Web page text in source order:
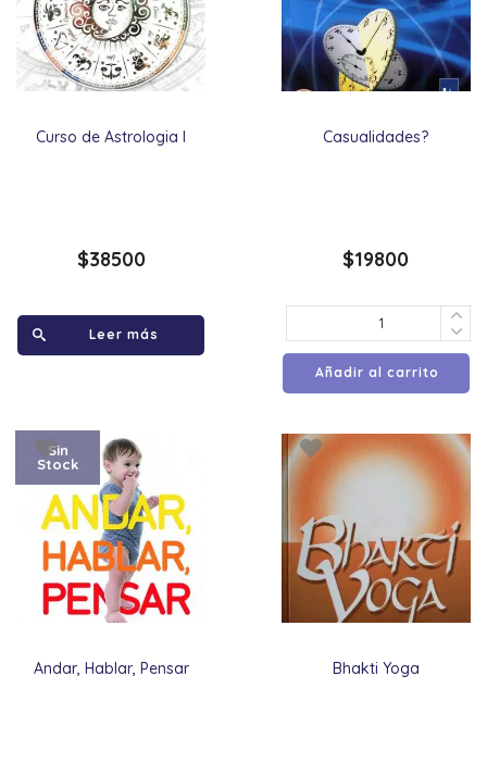
Curso de Astrologia I
$38500
Leer más
Casualidades?
$19800
Añadir al carrito
Andar, Hablar, Pensar
Sin
Stock
Bhakti Yoga